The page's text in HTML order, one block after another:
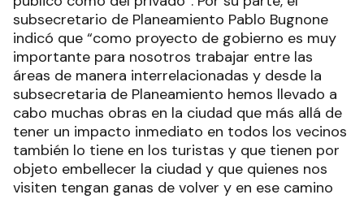
subsecretario de Planeamiento Pablo Bugnone
indicó que “como proyecto de gobierno es muy
importante para nosotros trabajar entre las
áreas de manera interrelacionadas y desde la
subsecretaria de Planeamiento hemos llevado a
cabo muchas obras en la ciudad que más allá de
tener un impacto inmediato en todos los vecinos
también lo tiene en los turistas y que tienen por
objeto embellecer la ciudad y que quienes nos
visiten tengan ganas de volver y en ese camino